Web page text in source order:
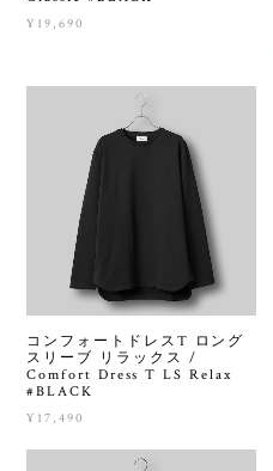
¥19,690
コンフォートドレスT ロング
スリーブ リラックス /
Comfort Dress T LS Relax
#BLACK
¥17,490